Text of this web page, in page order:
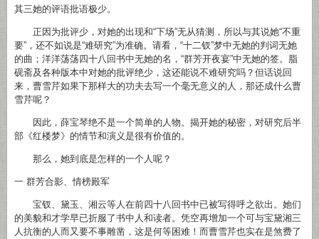
其三她的评语批语极少。
正因为批评少，对她的出现和“下场”无从猜测，所以与其说她“不重
要”，还不如说是“难研究”为准确。请看，“十二钗”梦中无她的判词无她
的曲；洋洋荡荡四十八回书中无她的名，“群芳开夜宴”中无她的签。脂
砚斋及各种版本中对她的批评绝少，这还能说不难研究吗？但话说回
来，曹雪芹如果下那样大的功夫去写一个毫无意义的人，那还成什么曹
雪芹呢？
因此，薛宝琴绝不是一个简单的人物。揭开她的秘密，对研究后半
部《红楼梦》的情节和演义是很有价值的。
那么，她到底是怎样的一个人呢？
一 群芳合影、情榜殿军
宝钗、黛玉、湘云等人在前四十八回书中已被写得呼之欲出。她们
的美貌和才学早已折服了书中人和读者。凭空再增加一个可与宝黛湘三
人抗衡的人而又要不事雕凿，这是何等困难！而曹雪芹也实在是煞费了